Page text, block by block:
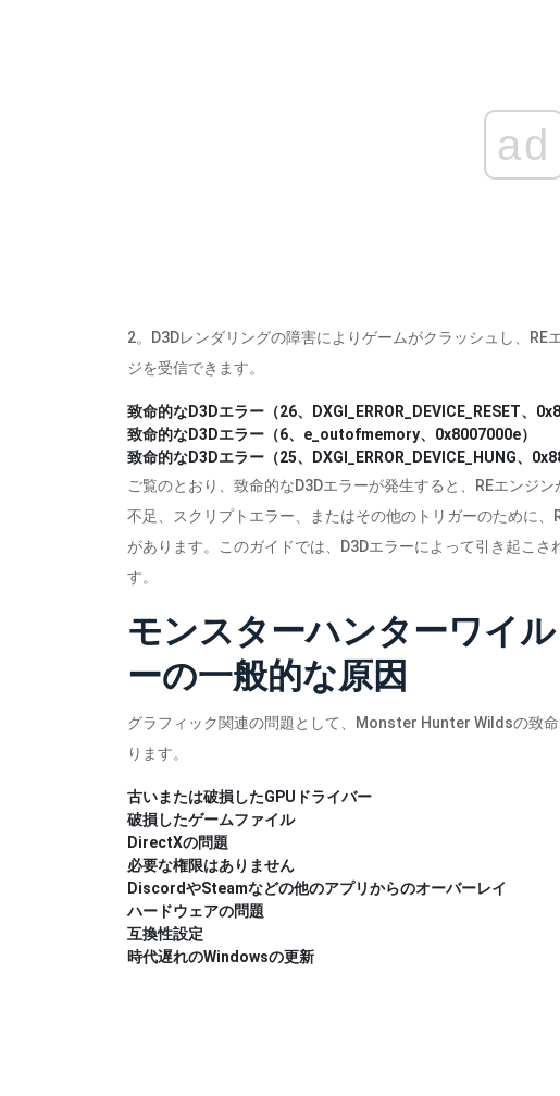
ad
2。D3Dレンダリングの障害によりゲームがクラッシュし、
ジを受信できます。
致命的なD3Dエラー（26、DXGI_ERROR_DEVICE_RESET、
致命的なD3Dエラー（6、e_outofmemory、0x8007000e）
致命的なD3Dエラー（25、DXGI_ERROR_DEVICE_HUNG、
ご覧のとおり、致命的なD3Dエラーが発生すると、REエンジ
不足、スクリプトエラー、またはその他のトリガーのために
があります。このガイドでは、D3Dエラーによって引き起こ
す。
モンスターハンターワイ
ーの一般的な原因
グラフィック関連の問題として、Monster Hunter Wildsの致
ります。
古いまたは破損したGPUドライバー
破損したゲームファイル
DirectXの問題
必要な権限はありません
DiscordやSteamなどの他のアプリからのオーバーレイ
ハードウェアの問題
互換性設定
時代遅れのWindowsの更新